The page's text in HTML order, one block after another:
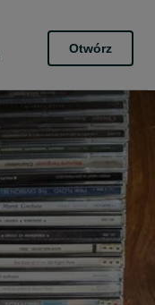
Otwórz